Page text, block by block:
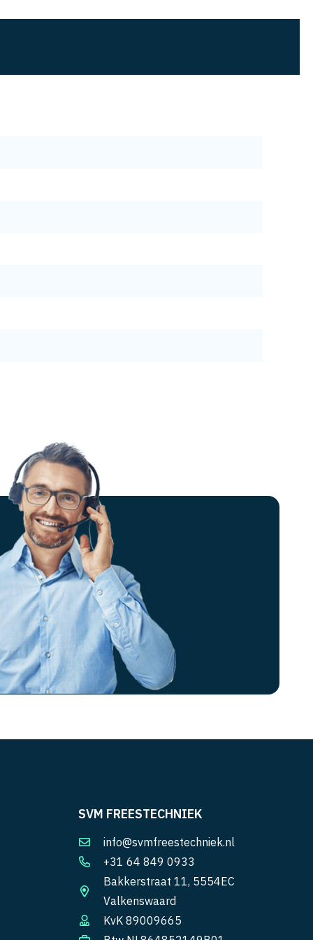
SVM FREESTECHNIEK
info@svmfreestechniek.nl
+31 64 849 0933
Bakkerstraat 11, 5554EC
Valkenswaard
KvK 89009665